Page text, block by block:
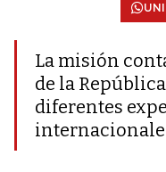
La misión
de la
diferentes